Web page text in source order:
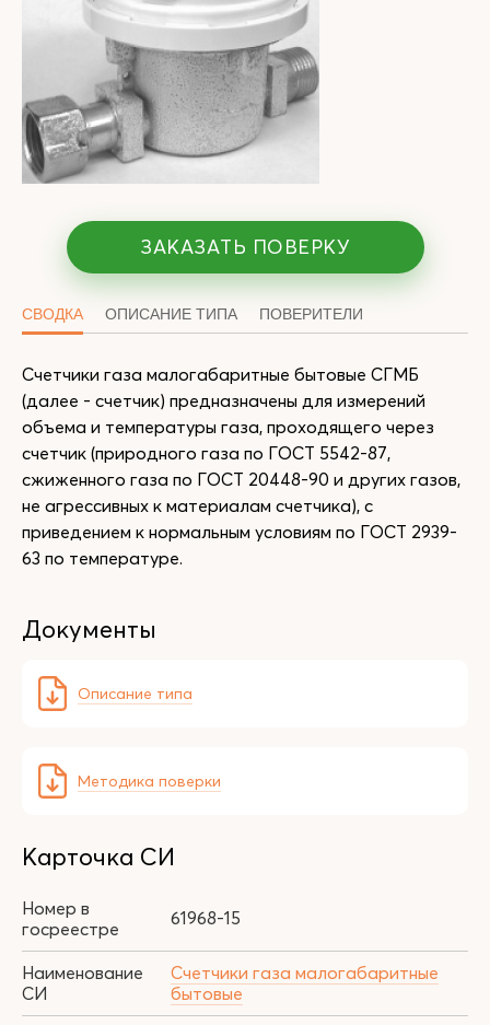
ЗАКАЗАТЬ ПОВЕРКУ
СВОДКА ОПИСАНИЕ ТИПА ПОВЕРИТЕЛИ
Счетчики газа малогабаритные бытовые СГМБ
(далее - счетчик) предназначены для измерений
объема и температуры газа, проходящего через
счетчик (природного газа по ГОСТ 5542-87,
сжиженного газа по ГОСТ 20448-90 и других газов,
не агрессивных к материалам счетчика), с
приведением к нормальным условиям по ГОСТ 2939-
63 по температуре.
Документы
Описание типа
Методика поверки
Карточка СИ
Номер в
госреестре
61968-15
Наименование
СИ
Счетчики газа малогабаритные
бытовые